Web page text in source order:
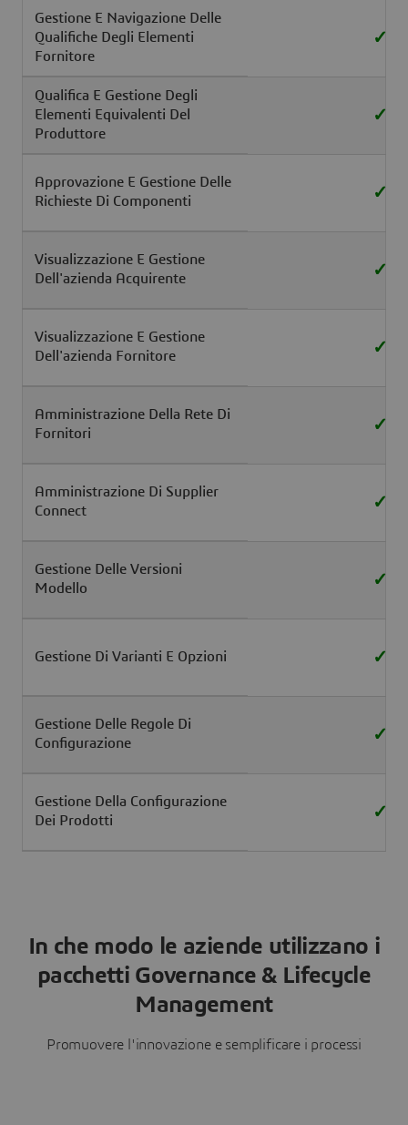
Gestione E Navigazione Delle
Qualifiche Degli Elementi
Fornitore
✓
Qualifica E Gestione Degli
Elementi Equivalenti Del
Produttore
✓
Approvazione E Gestione Delle
Richieste Di Componenti
✓
Visualizzazione E Gestione
Dell'azienda Acquirente
✓
Visualizzazione E Gestione
Dell'azienda Fornitore
✓
Amministrazione Della Rete Di
Fornitori
✓
Amministrazione Di Supplier
Connect
✓
Gestione Delle Versioni
Modello
✓
Gestione Di Varianti E Opzioni ✓
Gestione Delle Regole Di
Configurazione
✓
Gestione Della Configurazione
Dei Prodotti
✓
In che modo le aziende utilizzano i
pacchetti Governance & Lifecycle
Management
Promuovere l'innovazione e semplificare i processi